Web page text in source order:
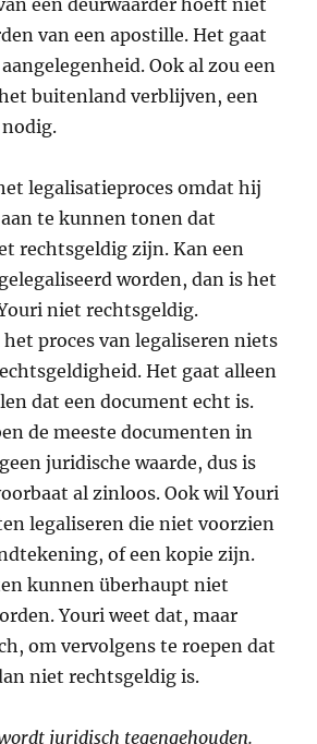
van een apostille. Het gaat
Ook al zou een
buitenland verblijven, een
legalisatieproces omdat hij
te kunnen tonen dat
rechtsgeldig zijn. Kan een
worden, dan is het
niet rechtsgeldig.
proces van legaliseren niets
Het gaat alleen
dat een document echt is.
de meeste documenten in
juridische waarde, dus is
al zinloos. Ook wil Youri
legaliseren die niet voorzien
of een kopie zijn.
kunnen überhaupt niet
Youri weet dat, maar
om vervolgens te roepen dat
niet rechtsgeldig is.
juridisch tegengehouden.